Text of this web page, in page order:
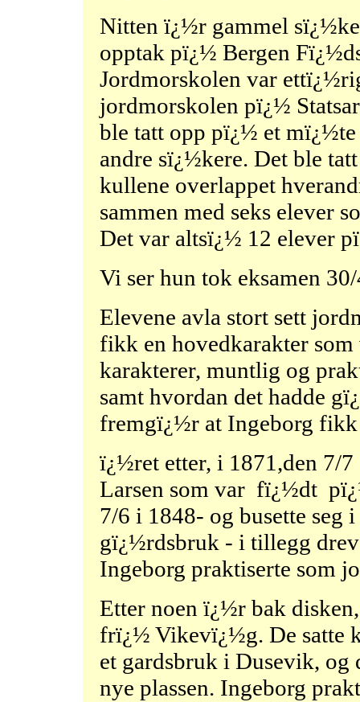
Nitten ï¿½r gammel
opptak pï¿½ Bergen
Jordmorskolen var
jordmorskolen pï¿½
ble tatt opp pï¿½ et
andre sï¿½kere. Det ble
kullene overlappet
sammen med seks elever
Det var altsï¿½ 12 elever
Vi ser hun tok eksamen
Elevene avla stort sett
fikk en hovedkarakter
karakterer, muntlig og
samt hvordan det hadde
fremgï¿½r at Ingeborg
ï¿½ret etter, i 1871,den 7/
Larsen som var fï¿½dt
7/6 i 1848- og busette seg
gï¿½rdsbruk - i tillegg
Ingeborg praktiserte som
Etter noen ï¿½r bak
frï¿½ Vikevï¿½g. De satte
et gardsbruk i Dusevik,
nye plassen. Ingeborg